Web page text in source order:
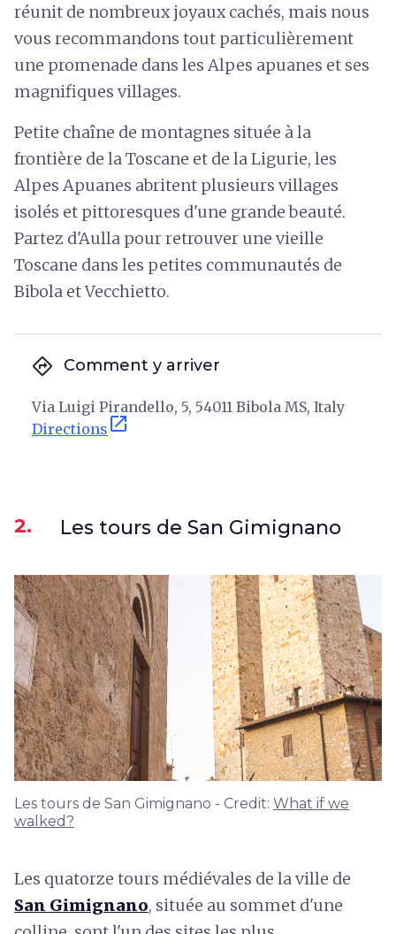
réunit de nombreux joyaux cachés, mais nous
vous recommandons tout particulièrement
une promenade dans les Alpes apuanes et ses
magnifiques villages.
Petite chaîne de montagnes située à la
frontière de la Toscane et de la Ligurie, les
Alpes Apuanes abritent plusieurs villages
isolés et pittoresques d'une grande beauté.
Partez d'Aulla pour retrouver une vieille
Toscane dans les petites communautés de
Bibola et Vecchietto.
directions Comment y arriver
Via Luigi Pirandello, 5, 54011 Bibola MS, Italy
Directions open_in_new
2. Les tours de San Gimignano
Les tours de San Gimignano - Credit: What if we
walked?
Les quatorze tours médiévales de la ville de
San Gimignano, située au sommet d'une